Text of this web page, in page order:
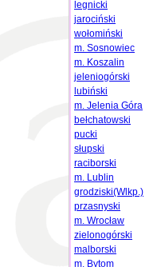
legnicki
jarociński
wołomiński
m. Sosnowiec
m. Koszalin
jeleniogórski
lubiński
m. Jelenia Góra
bełchatowski
pucki
słupski
raciborski
m. Lublin
grodziski(Wlkp.)
przasnyski
m. Wrocław
zielonogórski
malborski
m. Bytom